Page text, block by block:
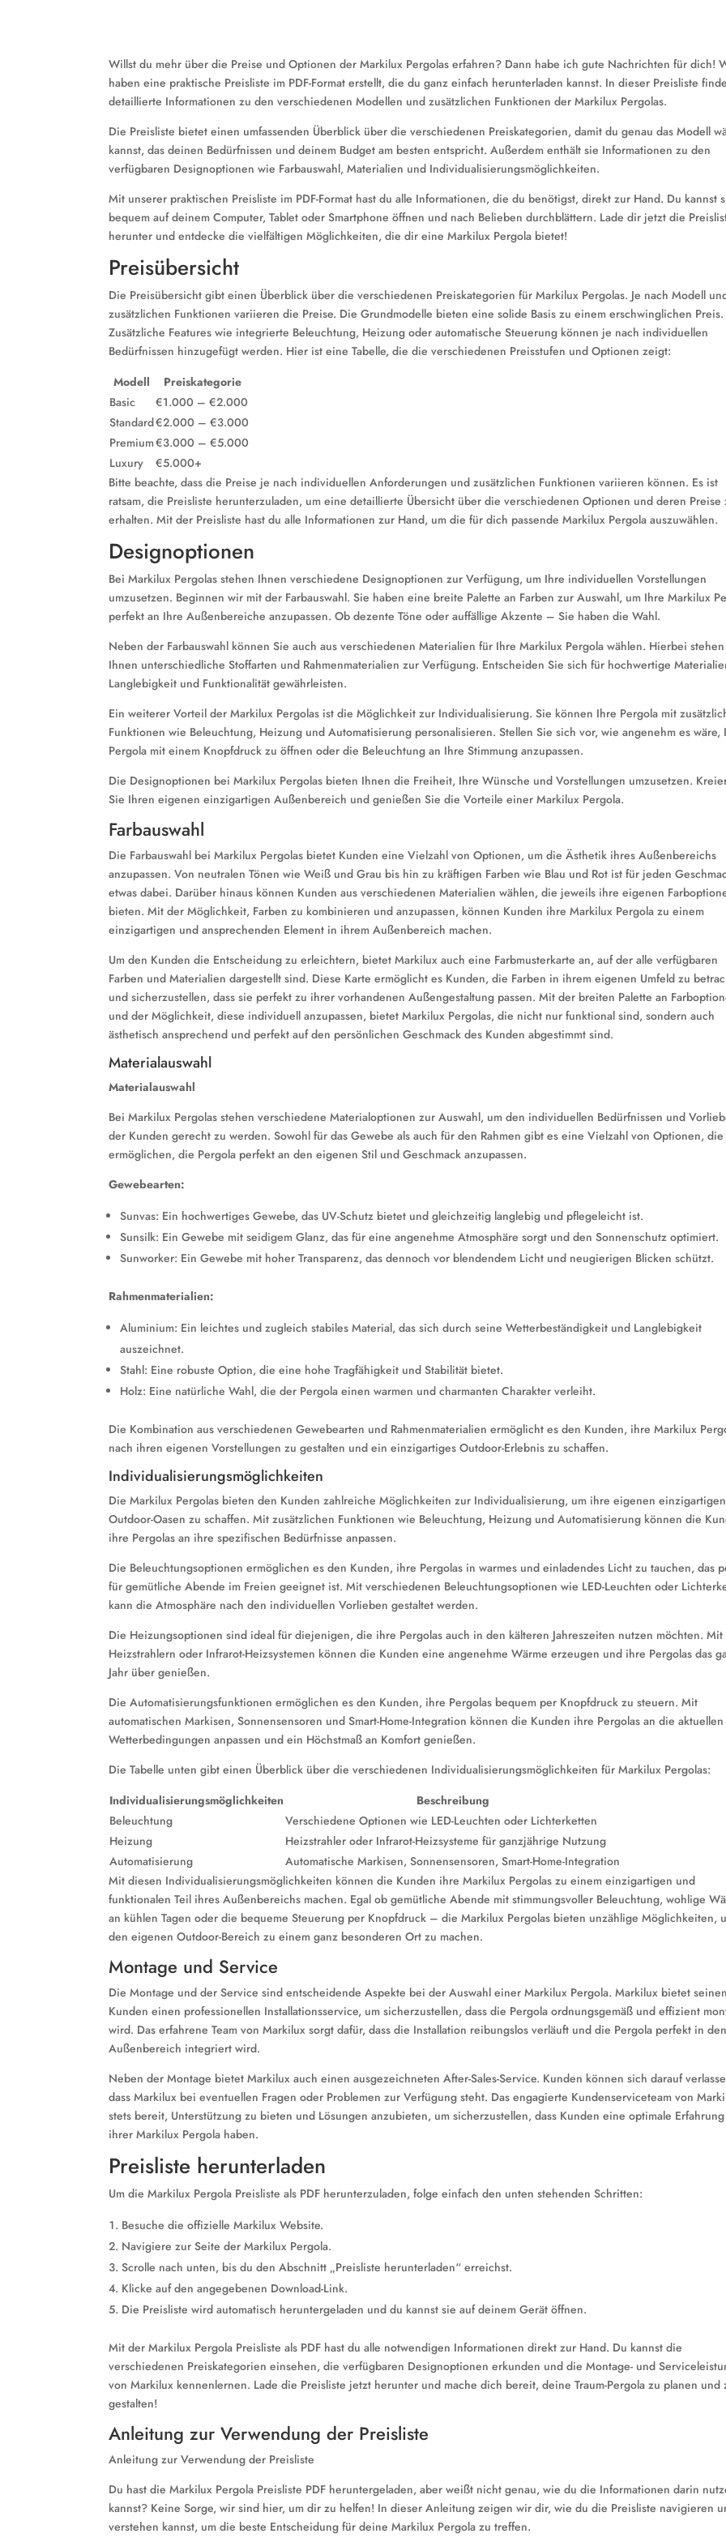
Willst du mehr über die Preise und Optionen der Markilux Pergolas erfahren? Dann habe ich gute Nachrichten für dich!
haben eine praktische Preisliste im PDF-Format erstellt, die du ganz einfach herunterladen kannst. In dieser Preisliste
detaillierte Informationen zu den verschiedenen Modellen und zusätzlichen Funktionen der Markilux Pergolas.
Die Preisliste bietet einen umfassenden Überblick über die verschiedenen Preiskategorien, damit du genau das Modell
kannst, das deinen Bedürfnissen und deinem Budget am besten entspricht. Außerdem enthält sie Informationen zu den
verfügbaren Designoptionen wie Farbauswahl, Materialien und Individualisierungsmöglichkeiten.
Mit unserer praktischen Preisliste im PDF-Format hast du alle Informationen, die du benötigst, direkt zur Hand. Du kannst
bequem auf deinem Computer, Tablet oder Smartphone öffnen und nach Belieben durchblättern. Lade dir jetzt die
herunter und entdecke die vielfältigen Möglichkeiten, die dir eine Markilux Pergola bietet!
Preisübersicht
Die Preisübersicht gibt einen Überblick über die verschiedenen Preiskategorien für Markilux Pergolas. Je nach Modell
zusätzlichen Funktionen variieren die Preise. Die Grundmodelle bieten eine solide Basis zu einem erschwinglichen Preis.
Zusätzliche Features wie integrierte Beleuchtung, Heizung oder automatische Steuerung können je nach individuellen
Bedürfnissen hinzugefügt werden. Hier ist eine Tabelle, die die verschiedenen Preisstufen und Optionen zeigt:
Modell
Preiskategorie
Basic
€1.000 – €2.000
Standard€2.000 – €3.000
Premium€3.000 – €5.000
Luxury
€5.000+
Bitte beachte, dass die Preise je nach individuellen Anforderungen und zusätzlichen Funktionen variieren können. Es ist
ratsam, die Preisliste herunterzuladen, um eine detaillierte Übersicht über die verschiedenen Optionen und deren Preise
erhalten. Mit der Preisliste hast du alle Informationen zur Hand, um die für dich passende Markilux Pergola auszuwählen.
Designoptionen
Bei Markilux Pergolas stehen Ihnen verschiedene Designoptionen zur Verfügung, um Ihre individuellen Vorstellungen
umzusetzen. Beginnen wir mit der Farbauswahl. Sie haben eine breite Palette an Farben zur Auswahl, um Ihre Markilux
perfekt an Ihre Außenbereiche anzupassen. Ob dezente Töne oder auffällige Akzente – Sie haben die Wahl.
Neben der Farbauswahl können Sie auch aus verschiedenen Materialien für Ihre Markilux Pergola wählen. Hierbei stehen
Ihnen unterschiedliche Stoffarten und Rahmenmaterialien zur Verfügung. Entscheiden Sie sich für hochwertige
Langlebigkeit und Funktionalität gewährleisten.
Ein weiterer Vorteil der Markilux Pergolas ist die Möglichkeit zur Individualisierung. Sie können Ihre Pergola mit
Funktionen wie Beleuchtung, Heizung und Automatisierung personalisieren. Stellen Sie sich vor, wie angenehm es wäre,
Pergola mit einem Knopfdruck zu öffnen oder die Beleuchtung an Ihre Stimmung anzupassen.
Die Designoptionen bei Markilux Pergolas bieten Ihnen die Freiheit, Ihre Wünsche und Vorstellungen umzusetzen.
Sie Ihren eigenen einzigartigen Außenbereich und genießen Sie die Vorteile einer Markilux Pergola.
Farbauswahl
Die Farbauswahl bei Markilux Pergolas bietet Kunden eine Vielzahl von Optionen, um die Ästhetik ihres Außenbereichs
anzupassen. Von neutralen Tönen wie Weiß und Grau bis hin zu kräftigen Farben wie Blau und Rot ist für jeden
etwas dabei. Darüber hinaus können Kunden aus verschiedenen Materialien wählen, die jeweils ihre eigenen
bieten. Mit der Möglichkeit, Farben zu kombinieren und anzupassen, können Kunden ihre Markilux Pergola zu einem
einzigartigen und ansprechenden Element in ihrem Außenbereich machen.
Um den Kunden die Entscheidung zu erleichtern, bietet Markilux auch eine Farbmusterkarte an, auf der alle verfügbaren
Farben und Materialien dargestellt sind. Diese Karte ermöglicht es Kunden, die Farben in ihrem eigenen Umfeld zu
und sicherzustellen, dass sie perfekt zu ihrer vorhandenen Außengestaltung passen. Mit der breiten Palette an
und der Möglichkeit, diese individuell anzupassen, bietet Markilux Pergolas, die nicht nur funktional sind, sondern auch
ästhetisch ansprechend und perfekt auf den persönlichen Geschmack des Kunden abgestimmt sind.
Materialauswahl
Materialauswahl
Bei Markilux Pergolas stehen verschiedene Materialoptionen zur Auswahl, um den individuellen Bedürfnissen und
der Kunden gerecht zu werden. Sowohl für das Gewebe als auch für den Rahmen gibt es eine Vielzahl von Optionen, die
ermöglichen, die Pergola perfekt an den eigenen Stil und Geschmack anzupassen.
Gewebearten:
Sunvas: Ein hochwertiges Gewebe, das UV-Schutz bietet und gleichzeitig langlebig und pflegeleicht ist.
Sunsilk: Ein Gewebe mit seidigem Glanz, das für eine angenehme Atmosphäre sorgt und den Sonnenschutz optimiert.
Sunworker: Ein Gewebe mit hoher Transparenz, das dennoch vor blendendem Licht und neugierigen Blicken schützt.
Rahmenmaterialien:
Aluminium: Ein leichtes und zugleich stabiles Material, das sich durch seine Wetterbeständigkeit und Langlebigkeit
auszeichnet.
Stahl: Eine robuste Option, die eine hohe Tragfähigkeit und Stabilität bietet.
Holz: Eine natürliche Wahl, die der Pergola einen warmen und charmanten Charakter verleiht.
Die Kombination aus verschiedenen Gewebearten und Rahmenmaterialien ermöglicht es den Kunden, ihre Markilux
nach ihren eigenen Vorstellungen zu gestalten und ein einzigartiges Outdoor-Erlebnis zu schaffen.
Individualisierungsmöglichkeiten
Die Markilux Pergolas bieten den Kunden zahlreiche Möglichkeiten zur Individualisierung, um ihre eigenen einzigartigen
Outdoor-Oasen zu schaffen. Mit zusätzlichen Funktionen wie Beleuchtung, Heizung und Automatisierung können die
ihre Pergolas an ihre spezifischen Bedürfnisse anpassen.
Die Beleuchtungsoptionen ermöglichen es den Kunden, ihre Pergolas in warmes und einladendes Licht zu tauchen, das
für gemütliche Abende im Freien geeignet ist. Mit verschiedenen Beleuchtungsoptionen wie LED-Leuchten oder
kann die Atmosphäre nach den individuellen Vorlieben gestaltet werden.
Die Heizungsoptionen sind ideal für diejenigen, die ihre Pergolas auch in den kälteren Jahreszeiten nutzen möchten. Mit
Heizstrahlern oder Infrarot-Heizsystemen können die Kunden eine angenehme Wärme erzeugen und ihre Pergolas das
Jahr über genießen.
Die Automatisierungsfunktionen ermöglichen es den Kunden, ihre Pergolas bequem per Knopfdruck zu steuern. Mit
automatischen Markisen, Sonnensensoren und Smart-Home-Integration können die Kunden ihre Pergolas an die aktuellen
Wetterbedingungen anpassen und ein Höchstmaß an Komfort genießen.
Die Tabelle unten gibt einen Überblick über die verschiedenen Individualisierungsmöglichkeiten für Markilux Pergolas:
Individualisierungsmöglichkeiten
Beschreibung
Beleuchtung
Verschiedene Optionen wie LED-Leuchten oder Lichterketten
Heizung
Heizstrahler oder Infrarot-Heizsysteme für ganzjährige Nutzung
Automatisierung
Automatische Markisen, Sonnensensoren, Smart-Home-Integration
Mit diesen Individualisierungsmöglichkeiten können die Kunden ihre Markilux Pergolas zu einem einzigartigen und
funktionalen Teil ihres Außenbereichs machen. Egal ob gemütliche Abende mit stimmungsvoller Beleuchtung, wohlige
an kühlen Tagen oder die bequeme Steuerung per Knopfdruck – die Markilux Pergolas bieten unzählige Möglichkeiten,
den eigenen Outdoor-Bereich zu einem ganz besonderen Ort zu machen.
Montage und Service
Die Montage und der Service sind entscheidende Aspekte bei der Auswahl einer Markilux Pergola. Markilux bietet seinen
Kunden einen professionellen Installationsservice, um sicherzustellen, dass die Pergola ordnungsgemäß und effizient
wird. Das erfahrene Team von Markilux sorgt dafür, dass die Installation reibungslos verläuft und die Pergola perfekt in den
Außenbereich integriert wird.
Neben der Montage bietet Markilux auch einen ausgezeichneten After-Sales-Service. Kunden können sich darauf
dass Markilux bei eventuellen Fragen oder Problemen zur Verfügung steht. Das engagierte Kundenserviceteam von
stets bereit, Unterstützung zu bieten und Lösungen anzubieten, um sicherzustellen, dass Kunden eine optimale
ihrer Markilux Pergola haben.
Preisliste herunterladen
Um die Markilux Pergola Preisliste als PDF herunterzuladen, folge einfach den unten stehenden Schritten:
Besuche die offizielle Markilux Website.
Navigiere zur Seite der Markilux Pergola.
Scrolle nach unten, bis du den Abschnitt „Preisliste herunterladen“ erreichst.
Klicke auf den angegebenen Download-Link.
Die Preisliste wird automatisch heruntergeladen und du kannst sie auf deinem Gerät öffnen.
Mit der Markilux Pergola Preisliste als PDF hast du alle notwendigen Informationen direkt zur Hand. Du kannst die
verschiedenen Preiskategorien einsehen, die verfügbaren Designoptionen erkunden und die Montage- und
von Markilux kennenlernen. Lade die Preisliste jetzt herunter und mache dich bereit, deine Traum-Pergola zu planen und
gestalten!
Anleitung zur Verwendung der Preisliste
Anleitung zur Verwendung der Preisliste
Du hast die Markilux Pergola Preisliste PDF heruntergeladen, aber weißt nicht genau, wie du die Informationen darin
kannst? Keine Sorge, wir sind hier, um dir zu helfen! In dieser Anleitung zeigen wir dir, wie du die Preisliste navigieren
verstehen kannst, um die beste Entscheidung für deine Markilux Pergola zu treffen.